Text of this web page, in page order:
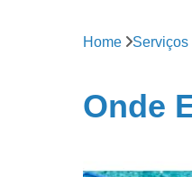
Home Serviços
Onde